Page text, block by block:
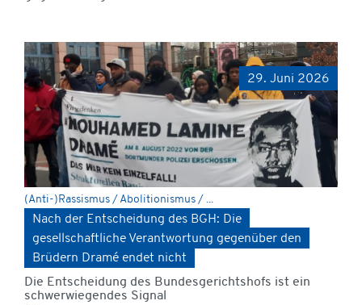
29. Juni 2026
(Anti-)Rassismus / Abolitionismus / ...
Nach der Entscheidung des BGH: Die
gesellschaftliche Verantwortung gegenüber den
Brüdern Dramé endet nicht
Die Entscheidung des Bundesgerichtshofs ist ein
schwerwiegendes Signal